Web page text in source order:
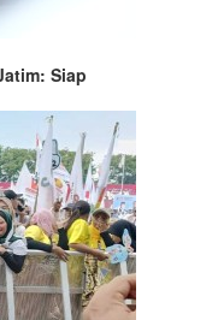
Siap